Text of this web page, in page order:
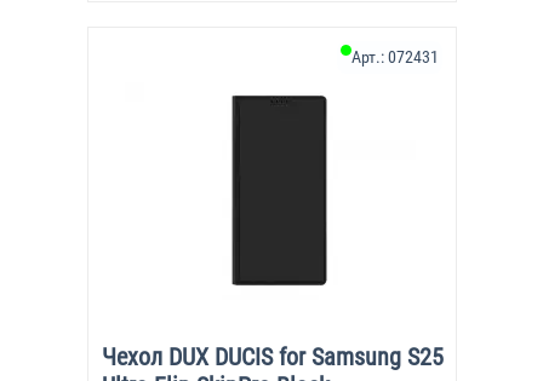
Чехол DUX DUCIS for Samsung S25
Арт.:072431